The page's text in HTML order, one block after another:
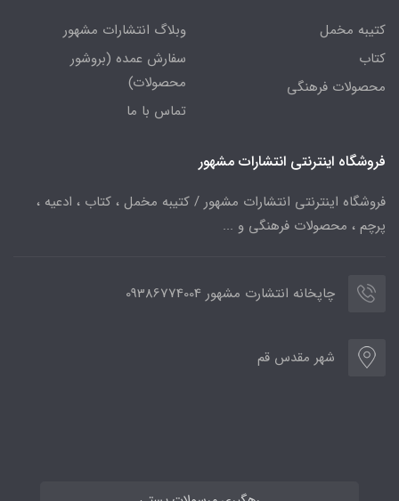
کتیبه مخمل
کتاب
محصولات فرهنگی
وبلاگ انتشارات مشهور
سفارش عمده (بروشور
محصولات)
تماس با ما
فروشگاه اینترنتی انتشارات مشهور
فروشگاه اینترنتی انتشارات مشهور / کتیبه مخمل ، کتاب ، ادعیه ،
پرچم ، محصولات فرهنگی و ...
چاپخانه انتشارت مشهور 09386774004
شهر مقدس قم